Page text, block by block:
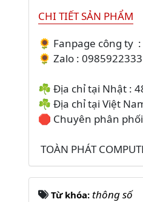
CHI TIẾT SẢN PHẨM
🌻 Fanpage công ty
🌻 Zalo : 0985922333
☘️ Địa chỉ tại Nhật :
☘️ Địa chỉ tại Việt
🛑 Chuyên phân
TOÀN PHÁT
Từ khóa: thông số